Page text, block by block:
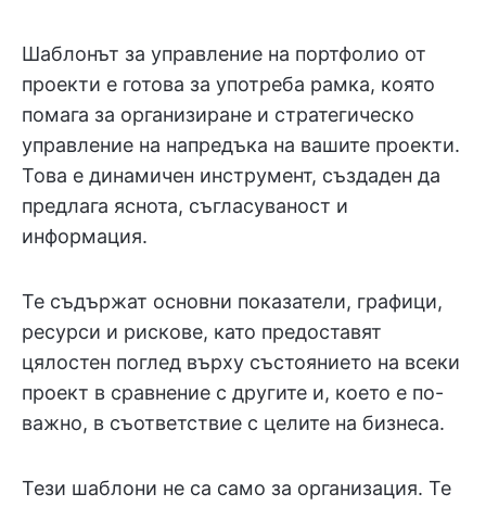
Шаблонът за управление на портфолио от
проекти е готова за употреба рамка, която
помага за организиране и стратегическо
управление на напредъка на вашите проекти.
Това е динамичен инструмент, създаден да
предлага яснота, съгласуваност и
информация.
Те съдържат основни показатели, графици,
ресурси и рискове, като предоставят
цялостен поглед върху състоянието на всеки
проект в сравнение с другите и, което е по-
важно, в съответствие с целите на бизнеса.
Тези шаблони не са само за организация. Те